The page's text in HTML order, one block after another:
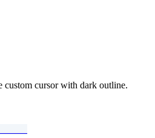
custom cursor with dark outline.